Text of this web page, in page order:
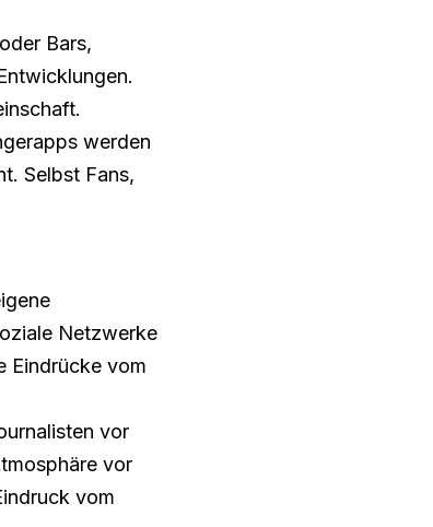
Bars,
werden
Selbst Fans,
Netzwerke
Eindrücke vom
vor
vor
vom